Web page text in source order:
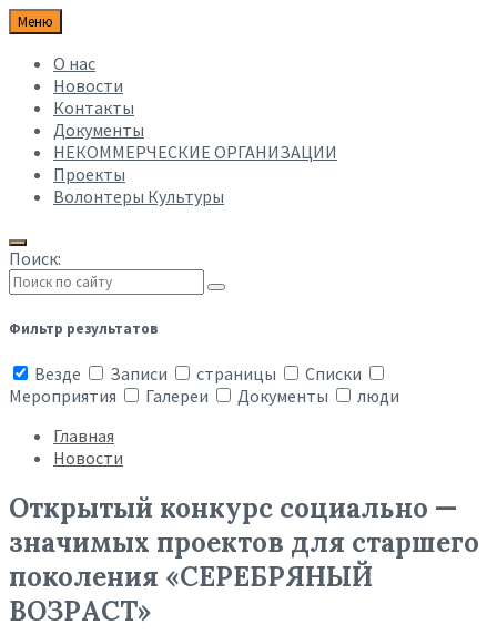
Меню
О нас
Новости
Контакты
Документы
НЕКОММЕРЧЕСКИЕ ОРГАНИЗАЦИИ
Проекты
Волонтеры Культуры
Поиск:
Фильтр результатов
Везде Записи страницы
Списки
Мероприятия
Галереи Документы
люди
Главная
Новости
Открытый конкурс социально —
значимых проектов для старшего
поколения «СЕРЕБРЯНЫЙ
ВОЗРАСТ»